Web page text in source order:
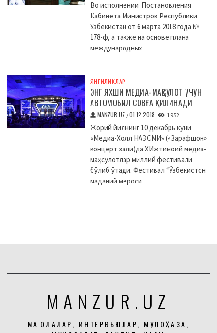
Во исполнении Постановления
Кабинета Министров Республики
Узбекистан от 6 марта 2018 года №
178-ф, а также на основе плана
международных...
ЯНГИЛИКЛАР
ЭНГ ЯХШИ МЕДИА-МАҲСУЛОТ УЧУН
АВТОМОБИЛ СОВҒА ҚИЛИНАДИ
MANZUR.UZ /01.12.2018 1 952
Жорий йилнинг 10 декабрь куни
«Медиа-Холл НАЭСМИ» («Зарафшон»
концерт зали)да XИжтимоий медиа-
маҳсулотлар миллий фестивали
бўлиб ўтади. Фестивал “Ўзбекистон
маданий мероси...
MANZUR.UZ
МАҚОЛАЛАР, ИНТЕРВЬЮЛАР, МУЛОҲАЗА,